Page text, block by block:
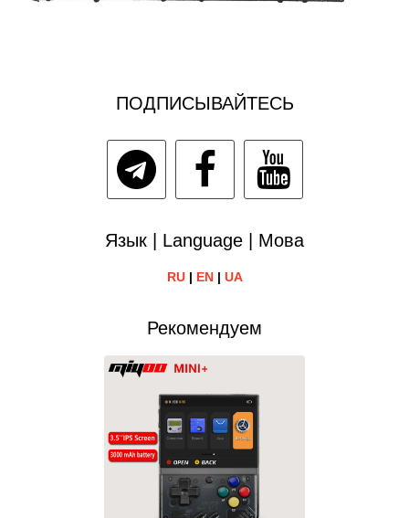
ПОДПИСЫВАЙТЕСЬ
Язык | Language | Мова
RU| EN| UA
Рекомендуем